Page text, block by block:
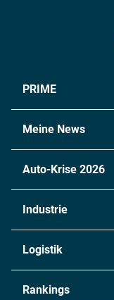
PRIME
Meine News
Auto-Krise 2026
Industrie
Chemie
Logistik
Rankings